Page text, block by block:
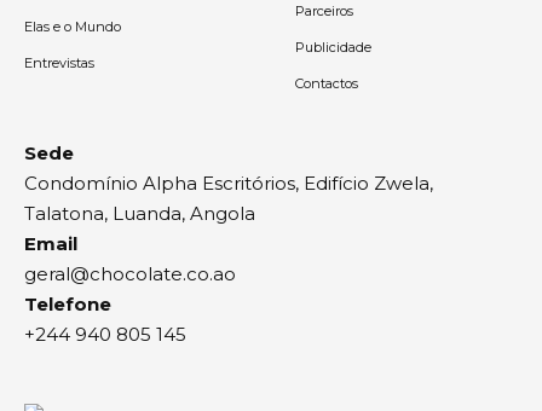
Elas e o Mundo
Entrevistas
Parceiros
Publicidade
Contactos
Sede
Condomínio Alpha Escritórios, Edifício Zwela,
Talatona, Luanda, Angola
Email
geral@chocolate.co.ao
Telefone
+244 940 805 145